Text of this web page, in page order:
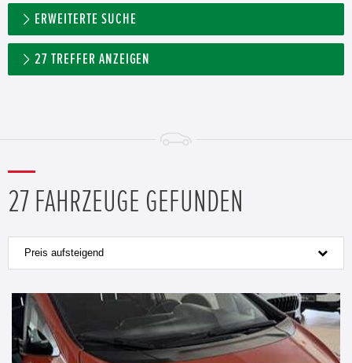
ERWEITERTE SUCHE
27 TREFFER ANZEIGEN
27 FAHRZEUGE GEFUNDEN
Preis aufsteigend